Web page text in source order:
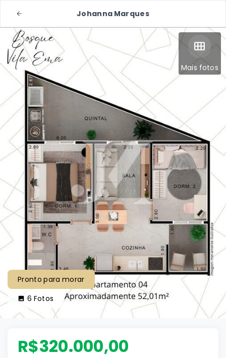
Johanna Marques
Mais fotos
Pronto para morar
6 Fotos
R$320.000,00